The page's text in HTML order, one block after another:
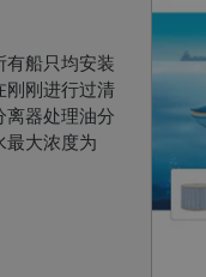
有船只均安装
刚刚进行过清
器处理油分
最大浓度为